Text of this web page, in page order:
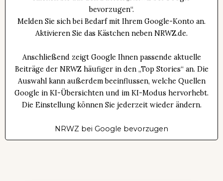
bevorzugen“.
Melden Sie sich bei Bedarf mit Ihrem Google-Konto an.
Aktivieren Sie das Kästchen neben NRWZ.de.
Anschließend zeigt Google Ihnen passende aktuelle
Beiträge der NRWZ häufiger in den „Top Stories“ an. Die
Auswahl kann außerdem beeinflussen, welche Quellen
Google in KI-Übersichten und im KI-Modus hervorhebt.
Die Einstellung können Sie jederzeit wieder ändern.
NRWZ bei Google bevorzugen